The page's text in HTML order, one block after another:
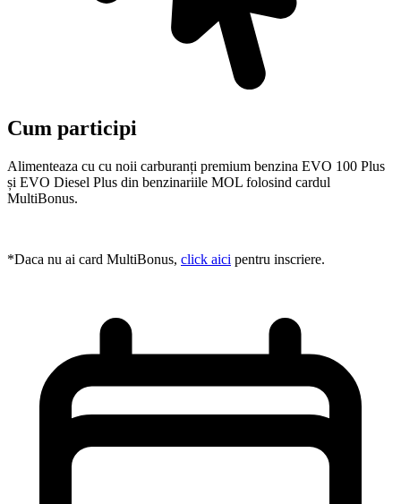
Cum participi
Alimenteaza cu cu noii carburanți premium benzina EVO 100 Plus
și EVO Diesel Plus din benzinariile MOL folosind cardul
MultiBonus.
*Daca nu ai card MultiBonus, click aici pentru inscriere.